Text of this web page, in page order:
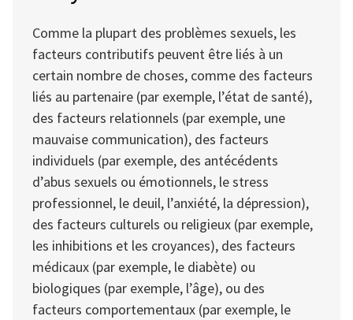
Comme la plupart des problèmes sexuels, les
facteurs contributifs peuvent être liés à un
certain nombre de choses, comme des facteurs
liés au partenaire (par exemple, l’état de santé),
des facteurs relationnels (par exemple, une
mauvaise communication), des facteurs
individuels (par exemple, des antécédents
d’abus sexuels ou émotionnels, le stress
professionnel, le deuil, l’anxiété, la dépression),
des facteurs culturels ou religieux (par exemple,
les inhibitions et les croyances), des facteurs
médicaux (par exemple, le diabète) ou
biologiques (par exemple, l’âge), ou des
facteurs comportementaux (par exemple, le